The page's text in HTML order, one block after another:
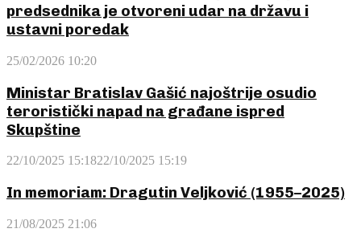
predsednika je otvoreni udar na državu i
ustavni poredak
25/02/2026 10:20
Ministar Bratislav Gašić najoštrije osudio
teroristički napad na građane ispred
Skupštine
22/10/2025 15:1822/10/2025 15:19
In memoriam: Dragutin Veljković (1955–2025)
21/08/2025 21:06